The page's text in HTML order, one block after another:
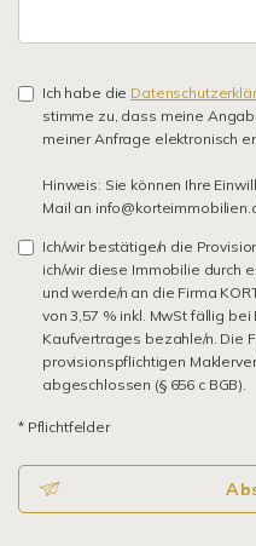
Ich habe die
stimme zu, dass meine
meiner Anfrage elektronisch
Hinweis: Sie können Ihre
Mail an
Ich/wir bestätige/n die
ich/wir diese Immobilie durch
und werde/n an die Firma
von 3,57 % inkl. MwSt fällig
Kaufvertrages bezahle/n. Die
provisionspflichtigen
abgeschlossen (§ 656 c BGB).
* Pflichtfelder